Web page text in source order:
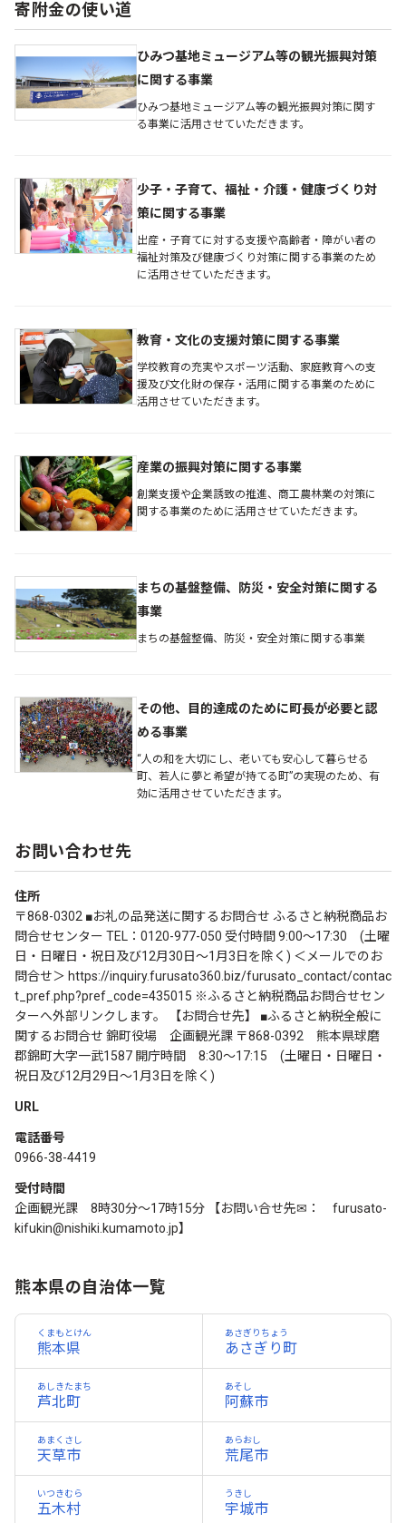
寄附金の使い道
ひみつ基地ミュージアム等の観光振興対策
に関する事業
ひみつ基地ミュージアム等の観光振興対策に関す
る事業に活用させていただきます。
少子・子育て、福祉・介護・健康づくり対
策に関する事業
出産・子育てに対する支援や高齢者・障がい者の
福祉対策及び健康づくり対策に関する事業のため
に活用させていただきます。
教育・文化の支援対策に関する事業
学校教育の充実やスポーツ活動、家庭教育への支
援及び文化財の保存・活用に関する事業のために
活用させていただきます。
産業の振興対策に関する事業
創業支援や企業誘致の推進、商工農林業の対策に
関する事業のために活用させていただきます。
まちの基盤整備、防災・安全対策に関する
事業
まちの基盤整備、防災・安全対策に関する事業
その他、目的達成のために町長が必要と認
める事業
“人の和を大切にし、老いても安心して暮らせる
町、若人に夢と希望が持てる町”の実現のため、有
効に活用させていただきます。
お問い合わせ先
住所
〒868-0302 ■お礼の品発送に関するお問合せ ふるさと納税商品お
問合せセンター TEL：0120-977-050 受付時間 9:00～17:30 (土曜
日・日曜日・祝日及び12月30日～1月3日を除く) ＜メールでのお
問合せ＞ https://inquiry.furusato360.biz/furusato_contact/contac
t_pref.php?pref_code=435015 ※ふるさと納税商品お問合せセン
ターへ外部リンクします。 【お問合せ先】 ■ふるさと納税全般に
関するお問合せ 錦町役場 企画観光課 〒868-0392 熊本県球磨
郡錦町大字一武1587 開庁時間 8:30〜17:15 (土曜日・日曜日・
祝日及び12月29日～1月3日を除く)
URL
電話番号
0966-38-4419
受付時間
企画観光課 8時30分～17時15分 【お問い合せ先✉： furusato-
kifukin@nishiki.kumamoto.jp】
熊本県の自治体一覧
熊本県
くまもとけん
あさぎり町
あさぎりちょう
芦北町
あしきたまち
阿蘇市
あそし
天草市
あまくさし
荒尾市
あらおし
五木村
いつきむら
宇城市
うきし